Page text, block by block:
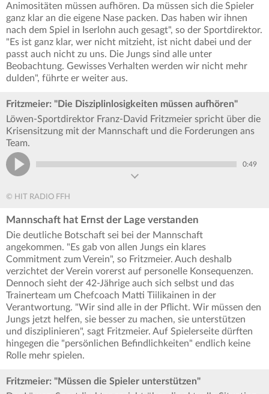
Animositäten müssen aufhören. Da müssen sich die Spieler
ganz klar an die eigene Nase packen. Das haben wir ihnen
nach dem Spiel in Iserlohn auch gesagt", so der Sportdirektor.
"Es ist ganz klar, wer nicht mitzieht, ist nicht dabei und der
passt auch nicht zu uns. Die Jungs sind alle unter
Beobachtung. Gewisses Verhalten werden wir nicht mehr
dulden", führte er weiter aus.
Fritzmeier: "Die Disziplinlosigkeiten müssen aufhören"
Löwen-Sportdirektor Franz-David Fritzmeier spricht über die
Krisensitzung mit der Mannschaft und die Forderungen ans
Team.
0:49
© HIT RADIO FFH
Mannschaft hat Ernst der Lage verstanden
Die deutliche Botschaft sei bei der Mannschaft
angekommen. "Es gab von allen Jungs ein klares
Commitment zum Verein", so Fritzmeier. Auch deshalb
verzichtet der Verein vorerst auf personelle Konsequenzen.
Dennoch sieht der 42-Jährige auch sich selbst und das
Trainerteam um Chefcoach Matti Tiilikainen in der
Verantwortung. "Wir sind alle in der Pflicht. Wir müssen den
Jungs jetzt helfen, sie besser zu machen, sie unterstützen
und disziplinieren", sagt Fritzmeier. Auf Spielerseite dürften
hingegen die "persönlichen Befindlichkeiten" endlich keine
Rolle mehr spielen.
Fritzmeier: "Müssen die Spieler unterstützen"